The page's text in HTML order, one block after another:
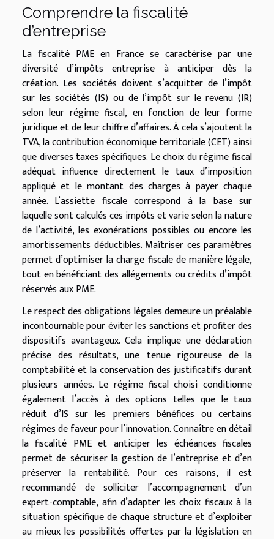
Comprendre la fiscalité
d’entreprise
La fiscalité PME en France se caractérise par une
diversité d’impôts entreprise à anticiper dès la
création. Les sociétés doivent s’acquitter de l’impôt
sur les sociétés (IS) ou de l’impôt sur le revenu (IR)
selon leur régime fiscal, en fonction de leur forme
juridique et de leur chiffre d’affaires. À cela s’ajoutent la
TVA, la contribution économique territoriale (CET) ainsi
que diverses taxes spécifiques. Le choix du régime fiscal
adéquat influence directement le taux d’imposition
appliqué et le montant des charges à payer chaque
année. L’assiette fiscale correspond à la base sur
laquelle sont calculés ces impôts et varie selon la nature
de l’activité, les exonérations possibles ou encore les
amortissements déductibles. Maîtriser ces paramètres
permet d’optimiser la charge fiscale de manière légale,
tout en bénéficiant des allégements ou crédits d’impôt
réservés aux PME.
Le respect des obligations légales demeure un préalable
incontournable pour éviter les sanctions et profiter des
dispositifs avantageux. Cela implique une déclaration
précise des résultats, une tenue rigoureuse de la
comptabilité et la conservation des justificatifs durant
plusieurs années. Le régime fiscal choisi conditionne
également l’accès à des options telles que le taux
réduit d’IS sur les premiers bénéfices ou certains
régimes de faveur pour l’innovation. Connaître en détail
la fiscalité PME et anticiper les échéances fiscales
permet de sécuriser la gestion de l’entreprise et d’en
préserver la rentabilité. Pour ces raisons, il est
recommandé de solliciter l’accompagnement d’un
expert-comptable, afin d’adapter les choix fiscaux à la
situation spécifique de chaque structure et d’exploiter
au mieux les possibilités offertes par la législation en